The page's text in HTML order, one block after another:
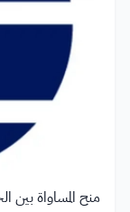
منح المساواة بين